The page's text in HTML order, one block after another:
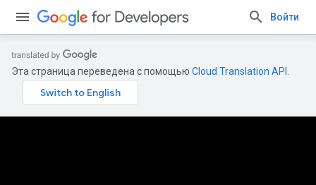
Войти
Эта страница переведена с помощью Cloud Translation API